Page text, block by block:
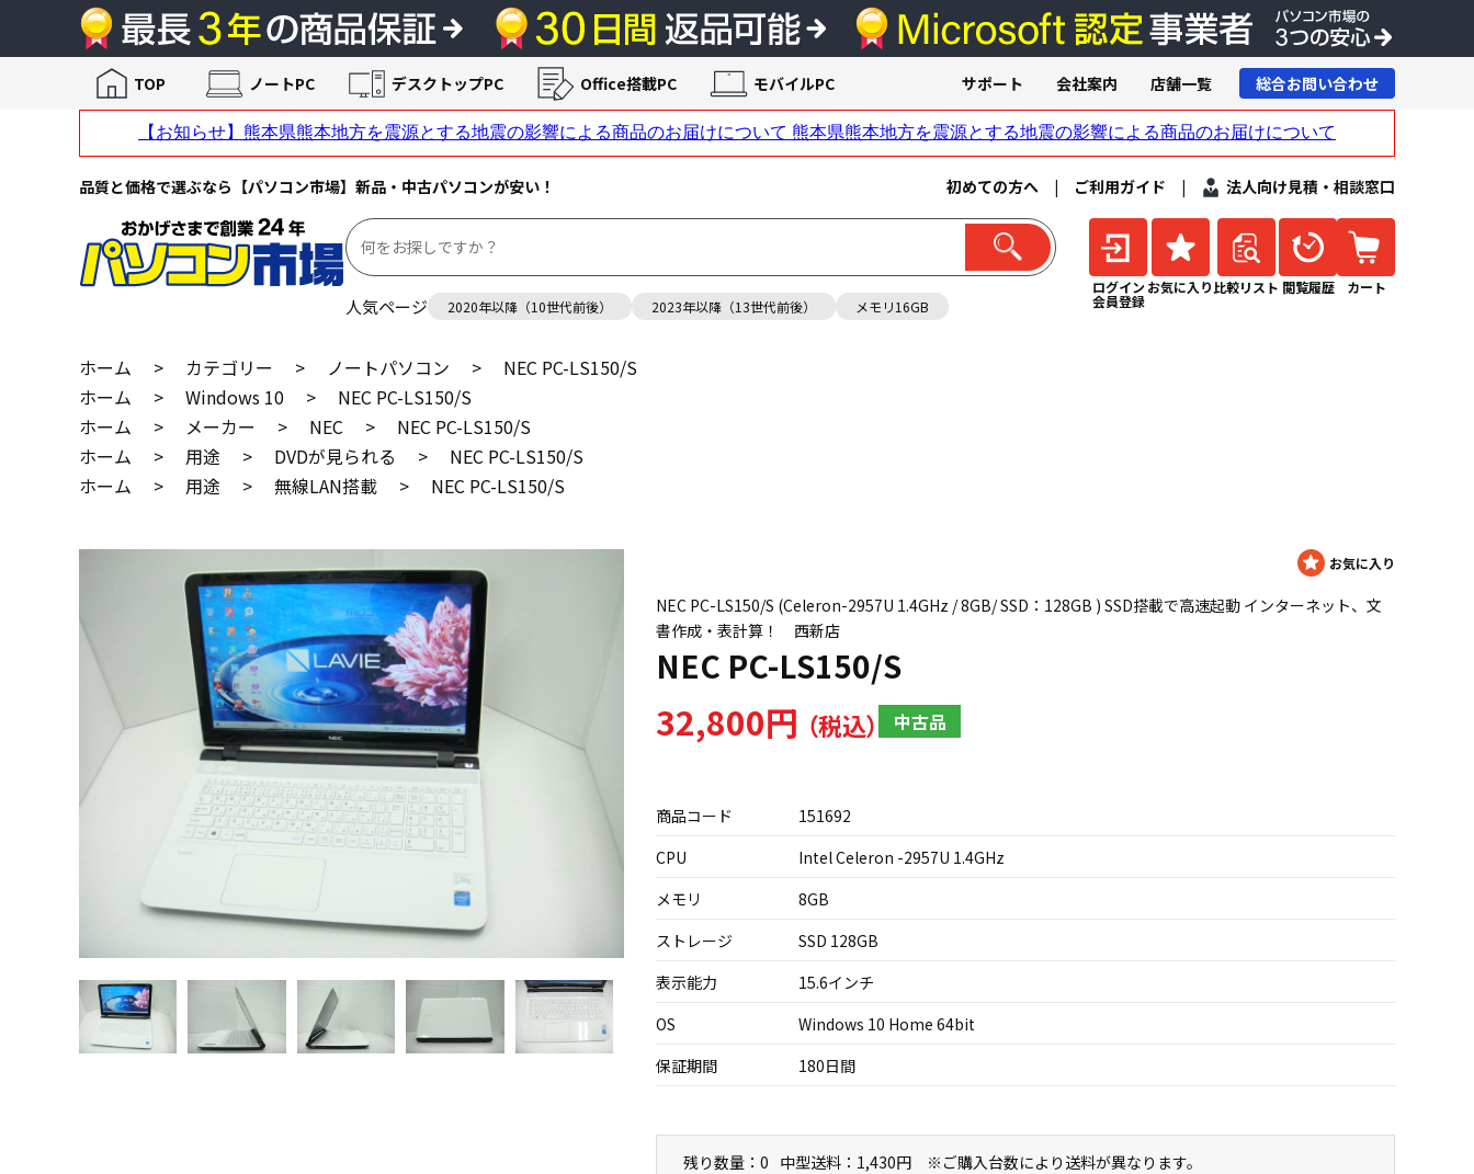
品質と価格で選ぶなら【パソコン市場】新品・中古パソコンが安い！ 初めての方へ | ご利用ガイド | 法人向け見積・相談窓口
人気ページ 2020年以降（10世代前後） 2023年以降（13世代前後） メモリ16GB
ログイン
会員登録
お気に入り 比較リスト 閲覧履歴 カート
TOP ノートPC デスクトップPC Office搭載PC モバイルPC サポート 会社案内 店舗一覧 総合お問い合わせ
ホーム > カテゴリー > ノートパソコン >
NEC PC-LS150/S
ホーム
> Windows 10 >
NEC PC-LS150/S
ホーム
> メーカー > NEC >
NEC PC-LS150/S
ホーム
> 用途 > DVDが見られる >
NEC PC-LS150/S
ホーム
> 用途 > 無線LAN搭載 > NEC PC-LS150/S
NEC PC-LS150/S (Celeron-2957U 1.4GHz / 8GB/ SSD：128GB ) SSD搭載で高速起動 インターネット、文
書作成・表計算！ 西新店
NEC PC-LS150/S
32,800円 中古品
商品コード
151692
CPU
Intel Celeron -2957U 1.4GHz
メモリ
8GB
ストレージ
SSD 128GB
表示能力
15.6インチ
OS
Windows 10 Home 64bit
保証期間
180日間
残り数量：0 中型送料：1,430円 ※ご購入台数により送料が異なります。